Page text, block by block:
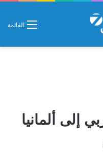
القائمة
إلى ألمانيا